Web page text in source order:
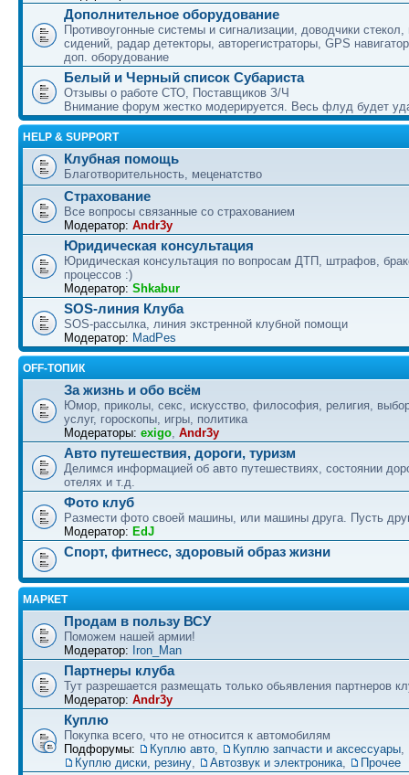
Дополнительное оборудование
Противоугонные системы и сигнализации, доводчики стекол,
сидений, радар детекторы, авторегистраторы, GPS
доп. оборудование
Белый и Черный список Субариста
Отзывы о работе СТО, Поставщиков З/Ч
Внимание форум жестко модерируется. Весь флуд будет
HELP & SUPPORT
Клубная помощь
Благотворительность, меценатство
Страхование
Все вопросы связанные со страхованием
Модератор: Andr3y
Юридическая консультация
Юридическая консультация по вопросам ДТП, штрафов,
процессов :)
Модератор: Shkabur
SOS-линия Клуба
SOS-рассылка, линия экстренной клубной помощи
Модератор: MadPes
OFF-ТОПИК
За жизнь и обо всём
Юмор, приколы, секс, искусство, философия, религия,
услуг, гороскопы, игры, политика
Модераторы: exigo, Andr3y
Авто путешествия, дороги, туризм
Делимся информацией об авто путешествиях, состоянии
отелях и т.д.
Фото клуб
Размести фото своей машины, или машины друга. Пусть
Модератор: EdJ
Спорт, фитнесс, здоровый образ жизни
МАРКЕТ
Продам в пользу ВСУ
Поможем нашей армии!
Модератор: Iron_Man
Партнеры клуба
Тут разрешается размещать только обьявления партнеров
Модератор: Andr3y
Куплю
Покупка всего, что не относится к автомобилям
Подфорумы:
Куплю авто, Куплю запчасти и аксессуары,
Куплю диски, резину, Автозвук и электроника, Прочее